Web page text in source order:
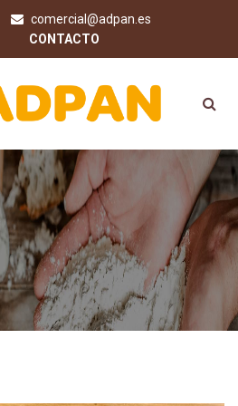
comercial@adpan.es
CONTACTO